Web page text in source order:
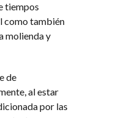
tiempos
como también
molienda y
de
al estar
por las